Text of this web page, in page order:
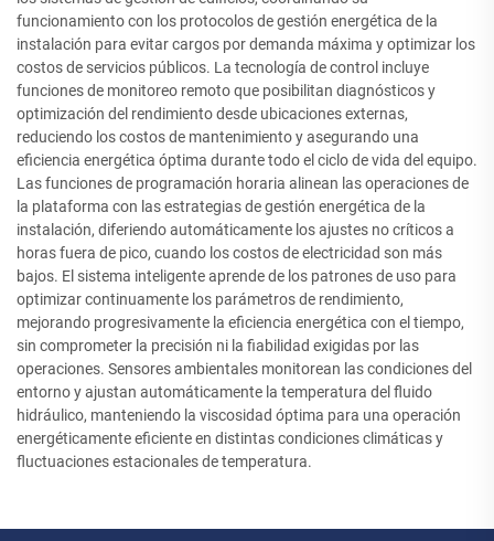
funcionamiento con los protocolos de gestión energética de la
instalación para evitar cargos por demanda máxima y optimizar los
costos de servicios públicos. La tecnología de control incluye
funciones de monitoreo remoto que posibilitan diagnósticos y
optimización del rendimiento desde ubicaciones externas,
reduciendo los costos de mantenimiento y asegurando una
eficiencia energética óptima durante todo el ciclo de vida del equipo.
Las funciones de programación horaria alinean las operaciones de
la plataforma con las estrategias de gestión energética de la
instalación, diferiendo automáticamente los ajustes no críticos a
horas fuera de pico, cuando los costos de electricidad son más
bajos. El sistema inteligente aprende de los patrones de uso para
optimizar continuamente los parámetros de rendimiento,
mejorando progresivamente la eficiencia energética con el tiempo,
sin comprometer la precisión ni la fiabilidad exigidas por las
operaciones. Sensores ambientales monitorean las condiciones del
entorno y ajustan automáticamente la temperatura del fluido
hidráulico, manteniendo la viscosidad óptima para una operación
energéticamente eficiente en distintas condiciones climáticas y
fluctuaciones estacionales de temperatura.